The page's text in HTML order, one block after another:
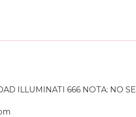
ILLUMINATI 666 NOTA: NO SE